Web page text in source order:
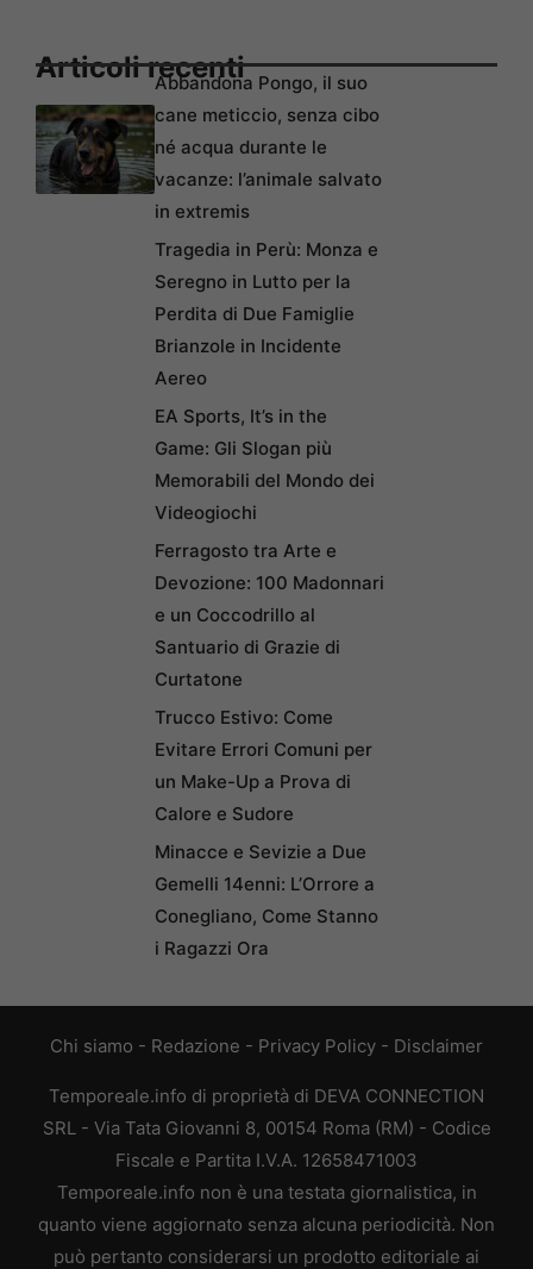
Articoli recentiAbbandona Pongo, il suo
cane meticcio, senza cibo
né acqua durante le
vacanze: l’animale salvato
in extremis
Tragedia in Perù: Monza e
Seregno in Lutto per la
Perdita di Due Famiglie
Brianzole in Incidente
Aereo
EA Sports, It’s in the
Game: Gli Slogan più
Memorabili del Mondo dei
Videogiochi
Ferragosto tra Arte e
Devozione: 100 Madonnari
e un Coccodrillo al
Santuario di Grazie di
Curtatone
Trucco Estivo: Come
Evitare Errori Comuni per
un Make-Up a Prova di
Calore e Sudore
Minacce e Sevizie a Due
Gemelli 14enni: L’Orrore a
Conegliano, Come Stanno
i Ragazzi Ora
Chi siamo - Redazione - Privacy Policy - Disclaimer
Temporeale.info di proprietà di DEVA CONNECTION
SRL - Via Tata Giovanni 8, 00154 Roma (RM) - Codice
Fiscale e Partita I.V.A. 12658471003
Temporeale.info non è una testata giornalistica, in
quanto viene aggiornato senza alcuna periodicità. Non
può pertanto considerarsi un prodotto editoriale ai